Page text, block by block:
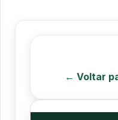
← Voltar